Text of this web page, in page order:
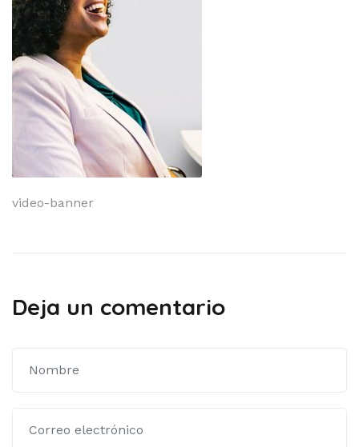
Navegación
video-banner
Deja un comentario